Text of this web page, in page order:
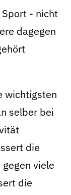
- nicht
dagegen
wichtigsten
selber bei
die
viele
die